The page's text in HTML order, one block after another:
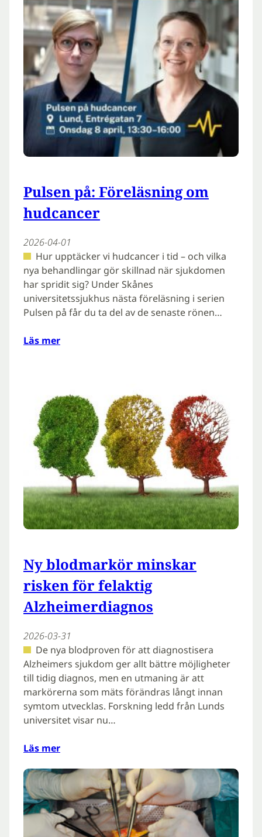
Pulsen på: Föreläsning om
hudcancer
2026-04-01
Hur upptäcker vi hudcancer i tid – och vilka
nya behandlingar gör skillnad när sjukdomen
har spridit sig? Under Skånes
universitetssjukhus nästa föreläsning i serien
Pulsen på får du ta del av de senaste rönen…
Läs mer
Ny blodmarkör minskar
risken för felaktig
Alzheimerdiagnos
2026-03-31
De nya blodproven för att diagnostisera
Alzheimers sjukdom ger allt bättre möjligheter
till tidig diagnos, men en utmaning är att
markörerna som mäts förändras långt innan
symtom utvecklas. Forskning ledd från Lunds
universitet visar nu…
Läs mer